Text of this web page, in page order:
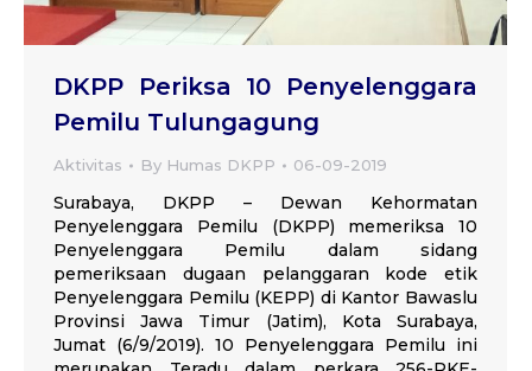
DKPP Periksa 10 Penyelenggara
Pemilu Tulungagung
Aktivitas By Humas DKPP 06-09-2019
Surabaya, DKPP – Dewan Kehormatan
Penyelenggara Pemilu (DKPP) memeriksa 10
Penyelenggara Pemilu dalam sidang
pemeriksaan dugaan pelanggaran kode etik
Penyelenggara Pemilu (KEPP) di Kantor Bawaslu
Provinsi Jawa Timur (Jatim), Kota Surabaya,
Jumat (6/9/2019). 10 Penyelenggara Pemilu ini